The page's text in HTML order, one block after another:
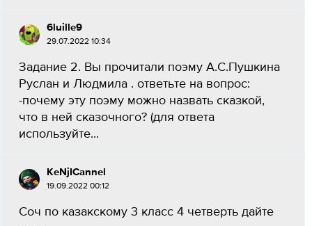
6luille9
29.07.2022 10:34
Задание 2. Вы прочитали поэму А.С.Пушкина
Руслан и Людмила . ответьте на вопрос:
-почему эту поэму можно назвать сказкой,
что в ней сказочного? (для ответа
используйте...
KeNjICannel
19.09.2022 00:12
Соч по казакскому 3 класс 4 четверть дайте